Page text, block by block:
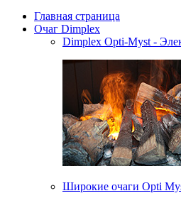
Главная страница
Очаг Dimplex
Dimplex Opti-Myst -
Широкие очаги Opti